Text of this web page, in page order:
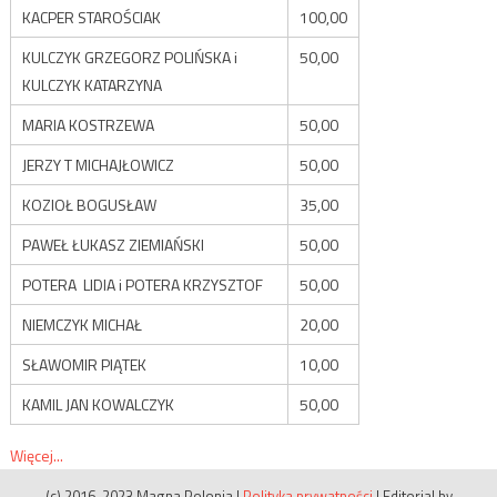
KACPER STAROŚCIAK
100,00
KULCZYK GRZEGORZ POLIŃSKA i
KULCZYK KATARZYNA
50,00
MARIA KOSTRZEWA
50,00
JERZY T MICHAJŁOWICZ
50,00
KOZIOŁ BOGUSŁAW
35,00
PAWEŁ ŁUKASZ ZIEMIAŃSKI
50,00
POTERA LIDIA i POTERA KRZYSZTOF
50,00
NIEMCZYK MICHAŁ
20,00
SŁAWOMIR PIĄTEK
10,00
KAMIL JAN KOWALCZYK
50,00
Więcej...